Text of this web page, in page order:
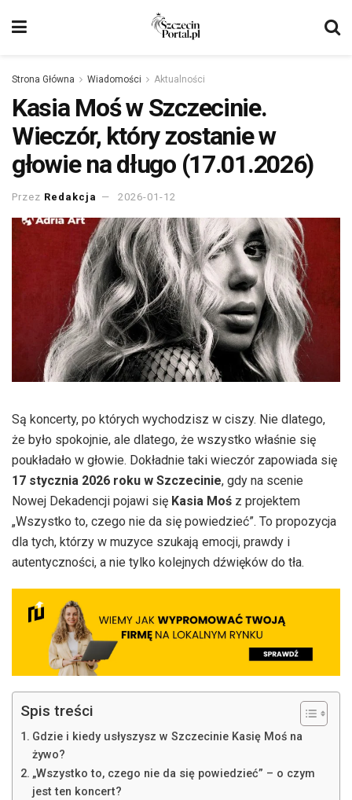
Strona Główna Wiadomości Aktualności
Kasia Moś w Szczecinie.
Wieczór, który zostanie w
głowie na długo (17.01.2026)
Przez Redakcja 2026-01-12
Są koncerty, po których wychodzisz w ciszy. Nie dlatego,
że było spokojnie, ale dlatego, że wszystko właśnie się
poukładało w głowie. Dokładnie taki wieczór zapowiada się
17 stycznia 2026 roku w Szczecinie, gdy na scenie
Nowej Dekadencji pojawi się Kasia Moś z projektem
„Wszystko to, czego nie da się powiedzieć”. To propozycja
dla tych, którzy w muzyce szukają emocji, prawdy i
autentyczności, a nie tylko kolejnych dźwięków do tła.
Spis treści
Gdzie i kiedy usłyszysz w Szczecinie Kasię Moś na
żywo?
„Wszystko to, czego nie da się powiedzieć” – o czym
jest ten koncert?